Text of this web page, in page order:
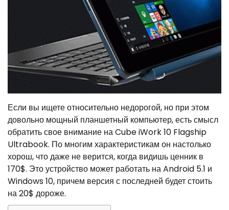
Если вы ищете относительно недорогой, но при этом
довольно мощный планшетный компьютер, есть смысл
обратить свое внимание на Cube iWork 10 Flagship
Ultrabook. По многим характеристикам он настолько
хорош, что даже не верится, когда видишь ценник в
170$. Это устройство может работать на Android 5.1 и
Windows 10, причем версия с последней будет стоить
на 20$ дороже.